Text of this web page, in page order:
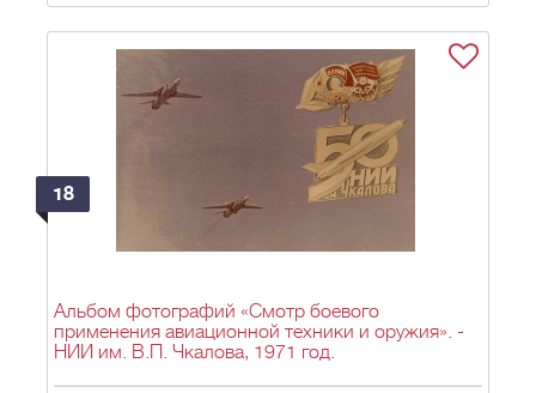
18
Альбом фотографий «Смотр боевого
применения авиационной техники и оружия». -
НИИ им. В.П. Чкалова, 1971 год.